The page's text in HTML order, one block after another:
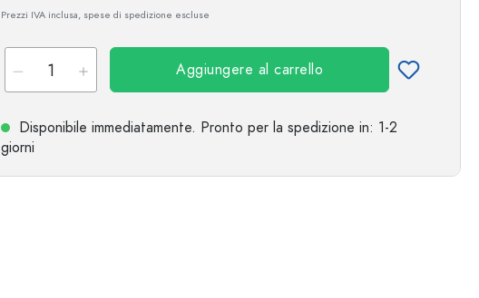
Prezzi IVA inclusa, spese di spedizione escluse
Aggiungere al carrello
Disponibile immediatamente. Pronto per la spedizione in: 1-2
giorni